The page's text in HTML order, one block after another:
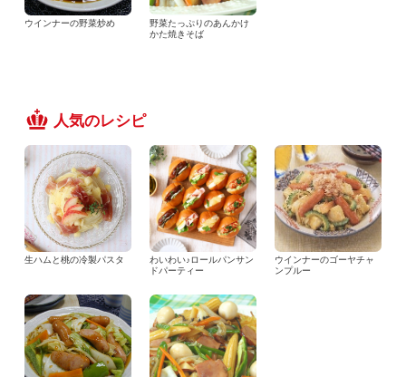
ウインナーの野菜炒め
野菜たっぷりのあんかけ
かた焼きそば
人気のレシピ
生ハムと桃の冷製パスタ
わいわい♪ロールパンサン
ドパーティー
ウインナーのゴーヤチャ
ンプルー